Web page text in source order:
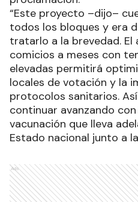
“Este proyecto –dijo–
todos los bloques y era
tratarlo a la brevedad. El
comicios a meses con
elevadas permitirá
locales de votación y la
protocolos sanitarios.
continuar avanzando
vacunación que lleva
Estado nacional junto a
Ads